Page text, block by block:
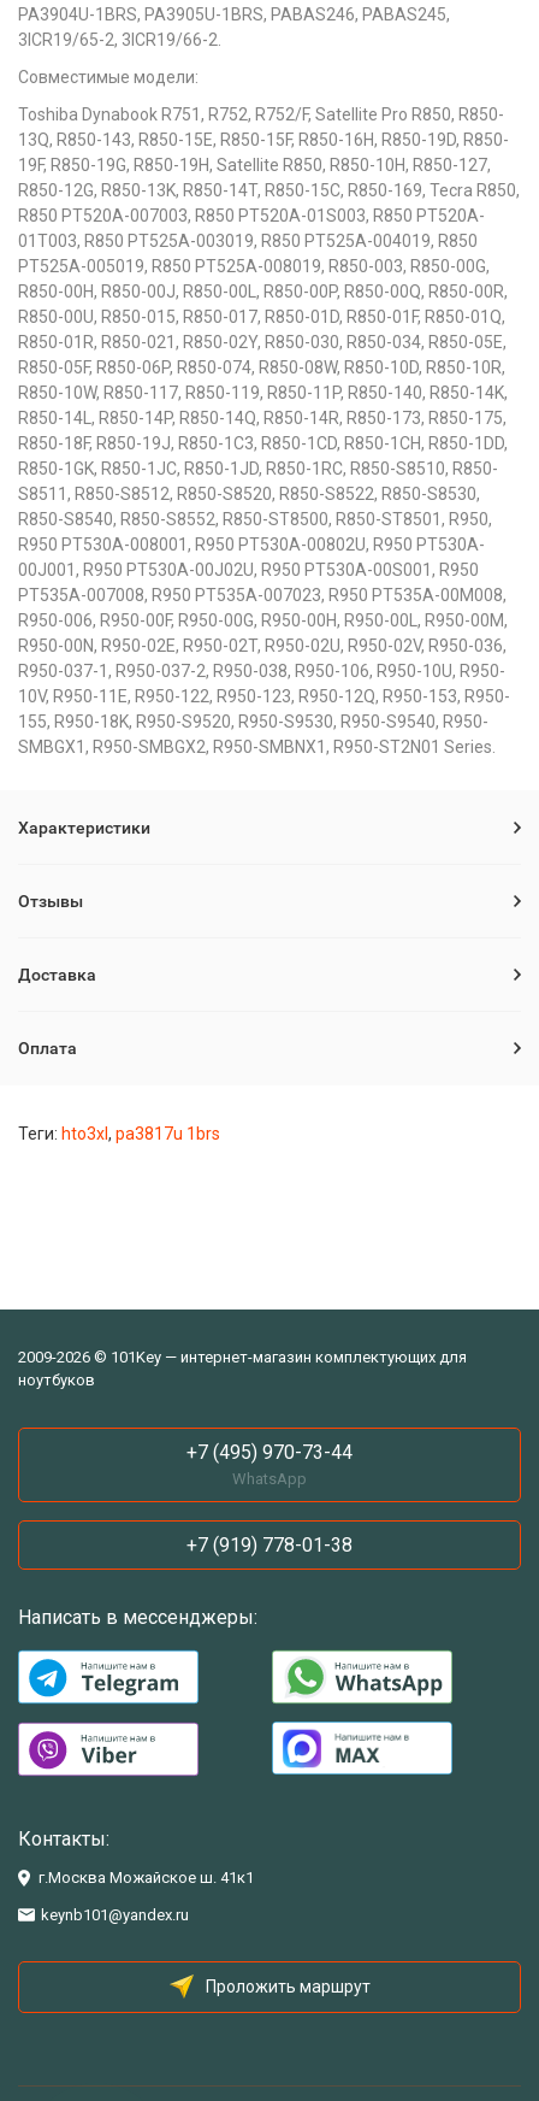
PA3904U-1BRS, PA3905U-1BRS, PABAS246, PABAS245,
3ICR19/65-2, 3ICR19/66-2.
Совместимые модели:
Toshiba Dynabook R751, R752, R752/F, Satellite Pro R850, R850-
13Q, R850-143, R850-15E, R850-15F, R850-16H, R850-19D, R850-
19F, R850-19G, R850-19H, Satellite R850, R850-10H, R850-127,
R850-12G, R850-13K, R850-14T, R850-15C, R850-169, Tecra R850,
R850 PT520A-007003, R850 PT520A-01S003, R850 PT520A-
01T003, R850 PT525A-003019, R850 PT525A-004019, R850
PT525A-005019, R850 PT525A-008019, R850-003, R850-00G,
R850-00H, R850-00J, R850-00L, R850-00P, R850-00Q, R850-00R,
R850-00U, R850-015, R850-017, R850-01D, R850-01F, R850-01Q,
R850-01R, R850-021, R850-02Y, R850-030, R850-034, R850-05E,
R850-05F, R850-06P, R850-074, R850-08W, R850-10D, R850-10R,
R850-10W, R850-117, R850-119, R850-11P, R850-140, R850-14K,
R850-14L, R850-14P, R850-14Q, R850-14R, R850-173, R850-175,
R850-18F, R850-19J, R850-1C3, R850-1CD, R850-1CH, R850-1DD,
R850-1GK, R850-1JC, R850-1JD, R850-1RC, R850-S8510, R850-
S8511, R850-S8512, R850-S8520, R850-S8522, R850-S8530,
R850-S8540, R850-S8552, R850-ST8500, R850-ST8501, R950,
R950 PT530A-008001, R950 PT530A-00802U, R950 PT530A-
00J001, R950 PT530A-00J02U, R950 PT530A-00S001, R950
PT535A-007008, R950 PT535A-007023, R950 PT535A-00M008,
R950-006, R950-00F, R950-00G, R950-00H, R950-00L, R950-00M,
R950-00N, R950-02E, R950-02T, R950-02U, R950-02V, R950-036,
R950-037-1, R950-037-2, R950-038, R950-106, R950-10U, R950-
10V, R950-11E, R950-122, R950-123, R950-12Q, R950-153, R950-
155, R950-18K, R950-S9520, R950-S9530, R950-S9540, R950-
SMBGX1, R950-SMBGX2, R950-SMBNX1, R950-ST2N01 Series.
Характеристики
Отзывы
Доставка
Оплата
Теги: hto3xl, pa3817u 1brs
2009-2026 © 101Key — интернет-магазин комплектующих для
ноутбуков
+7 (495) 970-73-44
WhatsApp
+7 (919) 778-01-38
Написать в мессенджеры:
Контакты:
г.Москва Можайское ш. 41к1
keynb101@yandex.ru
Проложить маршрут